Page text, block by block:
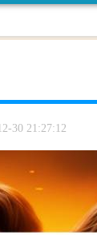
30 21:27:12